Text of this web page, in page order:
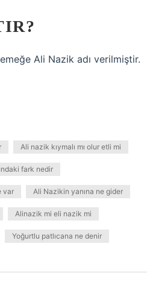
Ali Nazik adı verilmiştir.
Ali nazik kıymalı mı olur etli mi
fark nedir
var Ali Nazikin yanına ne gider
Alinazik mi eli nazik mi
Yoğurtlu patlıcana ne denir